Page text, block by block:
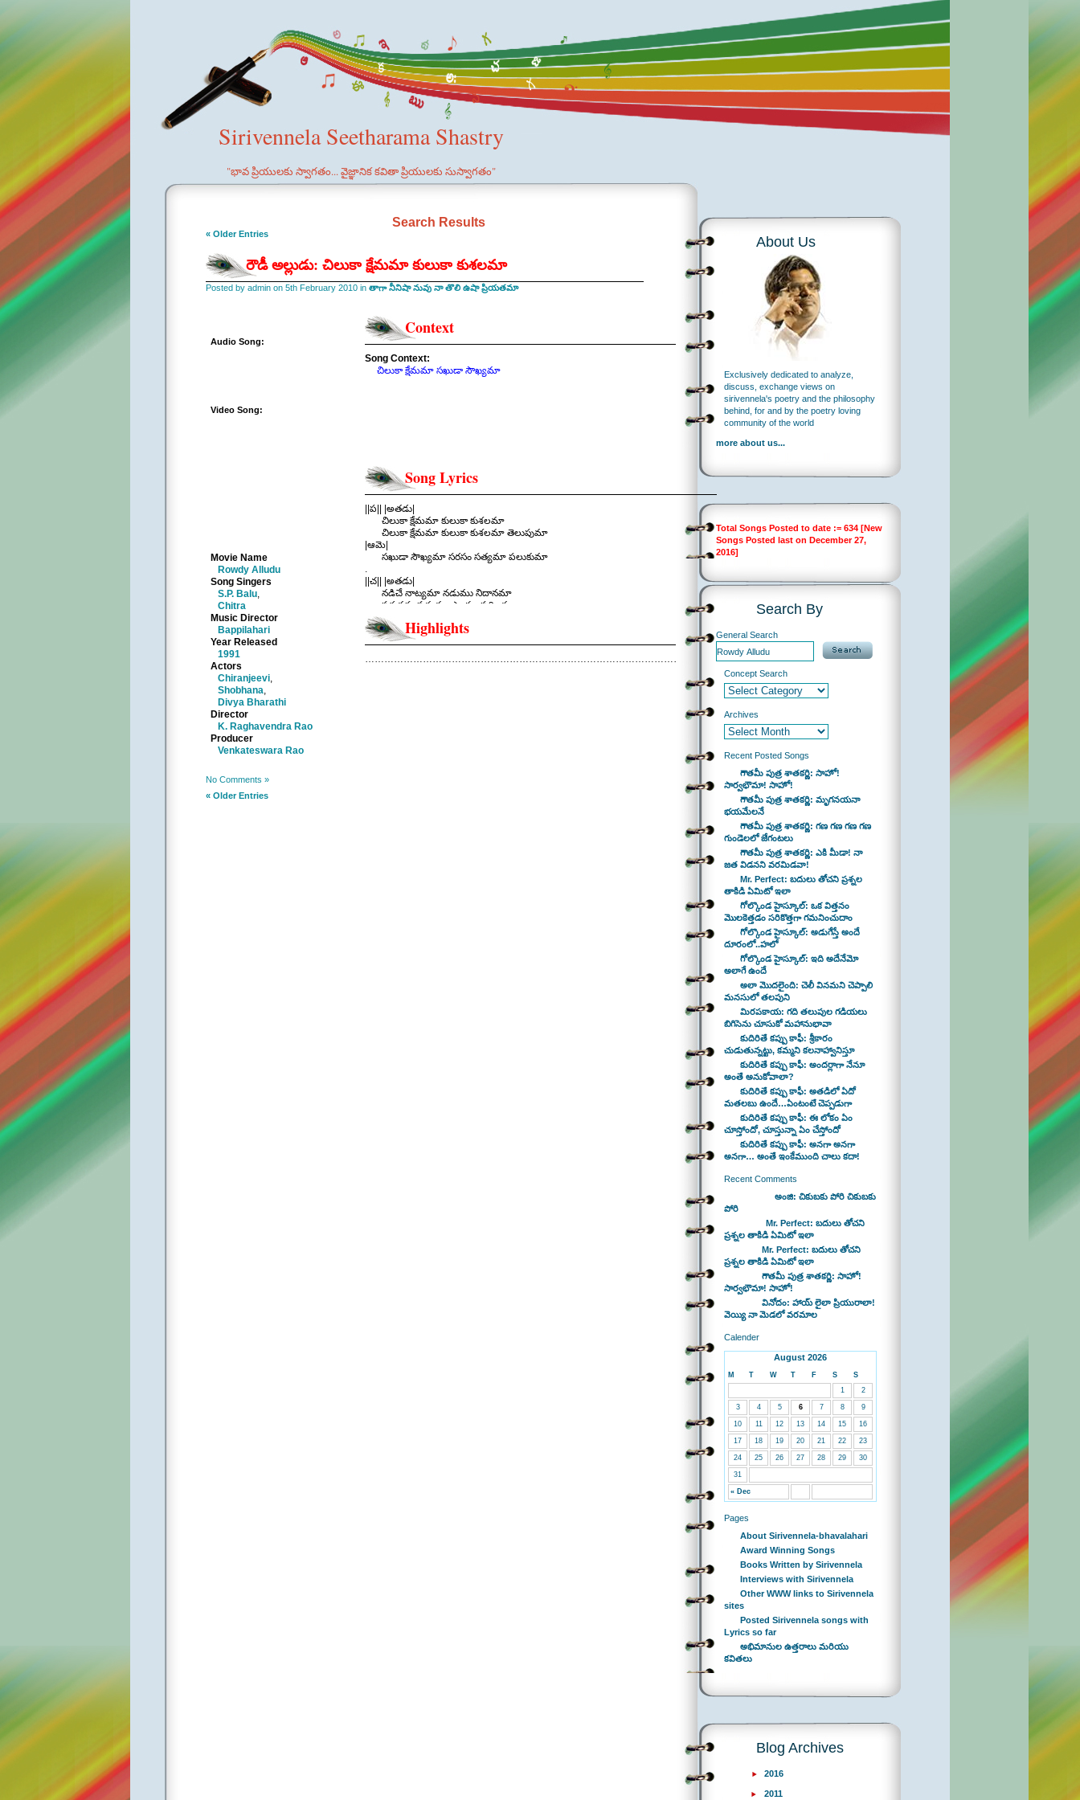
Sirivennela Seetharama Shastry
"భావ ప్రియులకు స్వాగతం... వైజ్ఞానిక కవితా ప్రియులకు సుస్వాగతం"
Search Results
« Older Entries
రౌడీ అల్లుడు: చిలుకా క్షేమమా కులుకా కుశలమా
Posted by admin on 5th February 2010 in తాగా నీనిషా నువు నా తొలి ఉషా ప్రియతమా
Audio Song:
Video Song:
Movie Name
Rowdy Alludu
Song Singers
S.P. Balu,
Chitra
Music Director
Bappilahari
Year Released
1991
Actors
Chiranjeevi,
Shobhana,
Divya Bharathi
Director
K. Raghavendra Rao
Producer
Venkateswara Rao
Context
Song Context:
చిలుకా క్షేమమా సఖుడా సౌఖ్యమా
Song Lyrics
||ప|| |అతడు|
చిలుకా క్షేమమా కులుకా కుశలమా
చిలుకా క్షేమమా కులుకా కుశలమా తెలుపుమా
|ఆమె|
సఖుడా సౌఖ్యమా సరసం సత్యమా పలుకుమా
.
||చ|| |అతడు|
నడిచే నాట్యమా నడుము నిదానమా
పరువపు పద్యమా ప్రాయం పదిలమా
|ఆమె|
నడిపే నేస్తమా నిలకడ నేర్పుమా
తడిమే నేత్రమా నిద్దుర భద్రమా ప్రియతమా.
.
Highlights
………………………………………………………………………………………………..
No Comments »
« Older Entries
About Us
Exclusively dedicated to analyze,
discuss, exchange views on
sirivennela's poetry and the philosophy
behind, for and by the poetry loving
community of the world
more about us...
Total Songs Posted to date := 634 [New
Songs Posted last on December 27,
2016]
Search By
General Search
Concept Search
Archives
Recent Posted Songs
గౌతమీ పుత్ర శాతకర్ణి: సాహో!
సార్వభౌమా! సాహో!
గౌతమీ పుత్ర శాతకర్ణి: మృగనయనా
భయమేలనే
గౌతమీ పుత్ర శాతకర్ణి: గణ గణ గణ గణ
గుండెలలో జేగంటలు
గౌతమీ పుత్ర శాతకర్ణి: ఎకి మీడా! నా
జత విడనని వరమిడవా!
Mr. Perfect: బదులు తోచని ప్రశ్నల
తాకిడి ఏమిటో ఇలా
గోల్కొండ హైస్కూల్: ఒక విత్తనం
మొలకెత్తడం సరికొత్తగా గమనించుదాం
గోల్కొండ హైస్కూల్: అడుగేస్తే అందే
దూరంలో..హలో
గోల్కొండ హైస్కూల్: ఇది అదేనేమో
అలాగే ఉందే
అలా మొదలైంది: చెలీ వినమని చెప్పాలి
మనసులో తలపుని
మిరపకాయ: గది తలుపుల గడియలు
బిగిసెను చూసుకో మహానుభావా
కుదిరితే కప్పు కాఫీ: శ్రీకారం
చుడుతున్నట్టు, కమ్మని కలనాహ్వానిస్తూ
కుదిరితే కప్పు కాఫీ: అందర్లాగా నేనూ
అంతే అనుకోవాలా?
కుదిరితే కప్పు కాఫీ: అతడిలో ఏదో
మతలబు ఉందే…ఏంటంటే చెప్పడుగా
కుదిరితే కప్పు కాఫీ: ఈ లోకం ఏం
చూస్తోందో, చూస్తున్నా ఏం చేస్తోందో
కుదిరితే కప్పు కాఫీ: అనగా అనగా
అనగా… అంతే ఇంకేముంది చాలు కదా!
Recent Comments
అంజి: చికుబకు పోరి చికుబకు
పోరి
Mr. Perfect: బదులు తోచని
ప్రశ్నల తాకిడి ఏమిటో ఇలా
Mr. Perfect: బదులు తోచని
ప్రశ్నల తాకిడి ఏమిటో ఇలా
గౌతమీ పుత్ర శాతకర్ణి: సాహో!
సార్వభౌమా! సాహో!
వినోదం: హాయ్ లైలా ప్రియురాలా!
వెయ్యి నా మెడలో వరమాల
Calender
August 2026
M T W T F S S
« Dec
1 2
3 4 5 6 7 8 9
10 11 12 13 14 15 16
17 18 19 20 21 22 23
24 25 26 27 28 29 30
31
Pages
About Sirivennela-bhavalahari
Award Winning Songs
Books Written by Sirivennela
Interviews with Sirivennela
Other WWW links to Sirivennela
sites
Posted Sirivennela songs with
Lyrics so far
అభిమానుల ఉత్తరాలు మరియు
కవితలు
Blog Archives
2016
2011